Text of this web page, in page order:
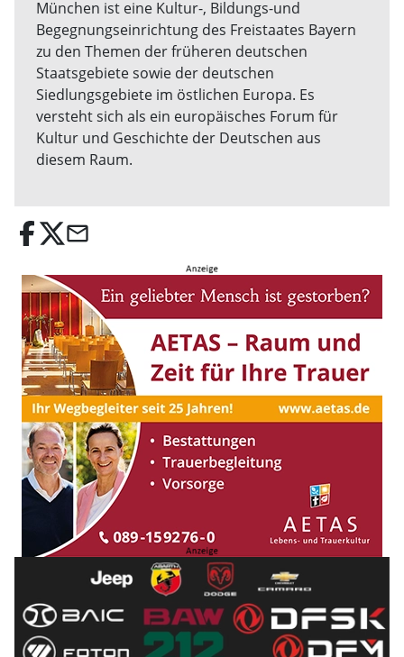
München ist eine Kultur-, Bildungs-und
Begegnungseinrichtung des Freistaates Bayern
zu den Themen der früheren deutschen
Staatsgebiete sowie der deutschen
Siedlungsgebiete im östlichen Europa. Es
versteht sich als ein europäisches Forum für
Kultur und Geschichte der Deutschen aus
diesem Raum.
email